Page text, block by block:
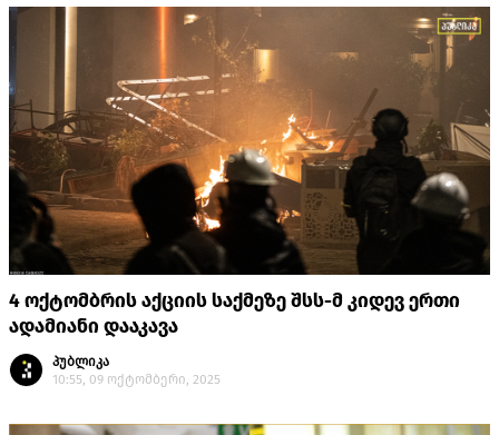
4 ოქტომბრის აქციის საქმეზე შსს-მ კიდევ ერთი
ადამიანი დააკავა
პუბლიკა
10:55, 09 ოქტომბერი, 2025